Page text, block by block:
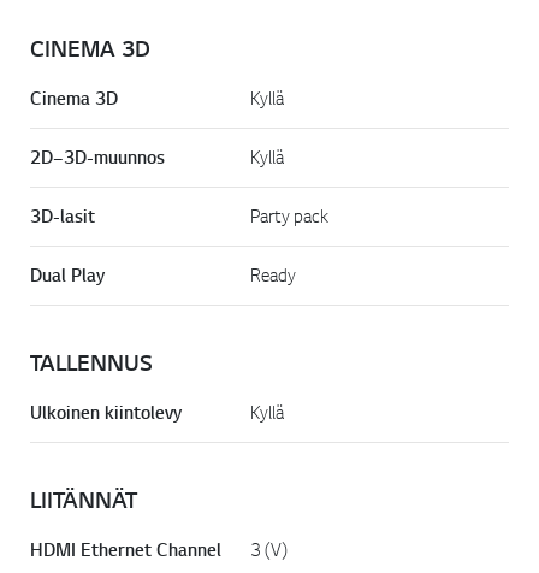
CINEMA 3D
Cinema 3D Kyllä
2D–3D-muunnos Kyllä
3D-lasit Party pack
Dual Play Ready
TALLENNUS
Ulkoinen kiintolevy Kyllä
LIITÄNNÄT
HDMI Ethernet Channel 3 (V)